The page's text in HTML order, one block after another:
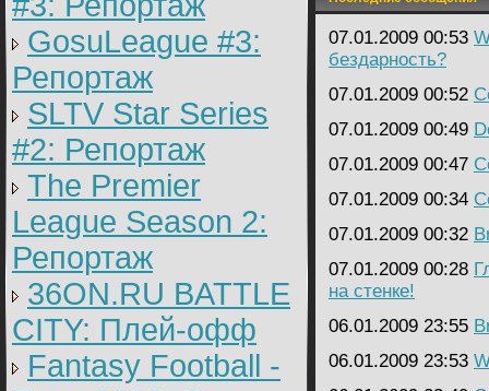
GosuLeague #3:
Репортаж
SLTV Star Series
#2: Репортаж
The Premier
League Season 2:
Репортаж
36ON.RU BATTLE
CITY: Плей-офф
Fantasy Football -
07.01.2009 00:53
бездарность?
07.01.2009 00:52
07.01.2009 00:49
07.01.2009 00:47
07.01.2009 00:34
07.01.2009 00:32
07.01.2009 00:28
на стенке!
06.01.2009 23:55
06.01.2009 23:53